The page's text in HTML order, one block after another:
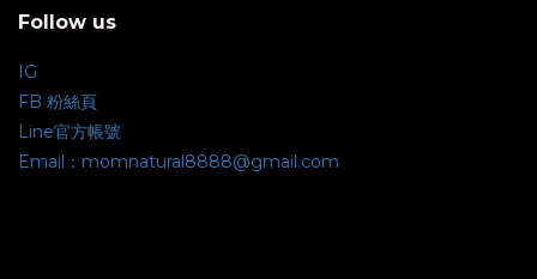
Follow us
IG
FB 粉絲頁
Line官方帳號
Email：momnatural8888@gmail.com